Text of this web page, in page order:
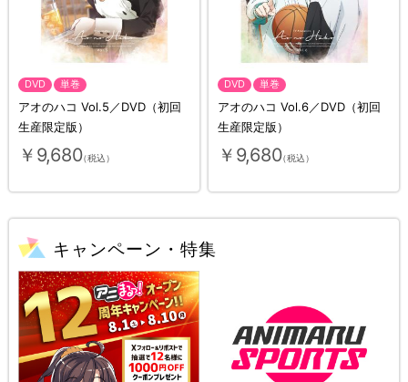
DVD 単巻
アオのハコ Vol.5／DVD（初回
生産限定版）
￥9,680（税込）
DVD 単巻
アオのハコ Vol.6／DVD（初回
生産限定版）
￥9,680（税込）
キャンペーン・特集